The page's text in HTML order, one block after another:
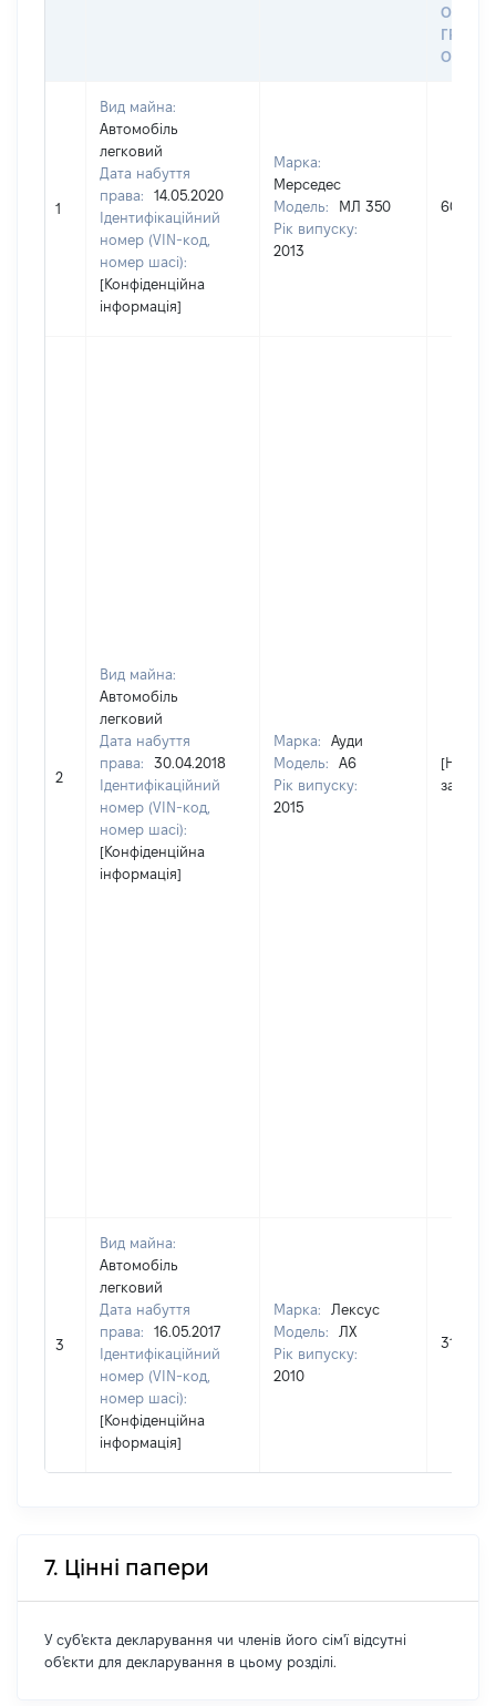
1
Вид майна:
Автомобіль
легковий
Дата набуття
права:
14.05.2020
Ідентифікаційний
номер (VIN-код,
номер шасі):
[Конфіденційна
інформація]
Марка:
Мерседес
Модель:
МЛ 350
Рік випуску:
2013
600000
2
Вид майна:
Автомобіль
легковий
Дата набуття
права:
30.04.2018
Ідентифікаційний
номер (VIN-код,
номер шасі):
[Конфіденційна
інформація]
Марка:
Ауди
Модель:
А6
Рік випуску:
2015
[Не
3
Вид майна:
Автомобіль
легковий
Дата набуття
права:
16.05.2017
Ідентифікаційний
номер (VIN-код,
номер шасі):
[Конфіденційна
інформація]
Марка:
Лексус
Модель:
ЛХ
Рік випуску:
2010
315000
7. Цінні папери
У суб'єкта декларування чи членів його сім'ї відсутні
об'єкти для декларування в цьому розділі.